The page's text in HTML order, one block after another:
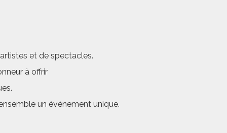
et de spectacles.
à offrir
un évènement unique.